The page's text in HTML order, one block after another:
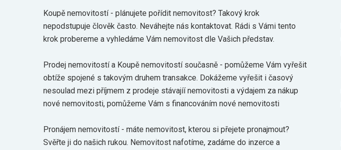
Koupě nemovitostí - plánujete pořídit nemovitost? Takový krok
nepodstupuje člověk často. Neváhejte nás kontaktovat. Rádi s Vámi tento
krok probereme a vyhledáme Vám nemovitost dle Vašich představ.
Prodej nemovitostí a Koupě nemovitostí současně - pomůžeme Vám vyřešit
obtíže spojené s takovým druhem transakce. Dokážeme vyřešit i časový
nesoulad mezi příjmem z prodeje stávajíí nemovitosti a výdajem za nákup
nové nemovitosti, pomůžeme Vám s financováním nové nemovitosti
Pronájem nemovitostí - máte nemovitost, kterou si přejete pronajmout?
Svěřte ji do našich rukou. Nemovitost nafotíme, zadáme do inzerce a